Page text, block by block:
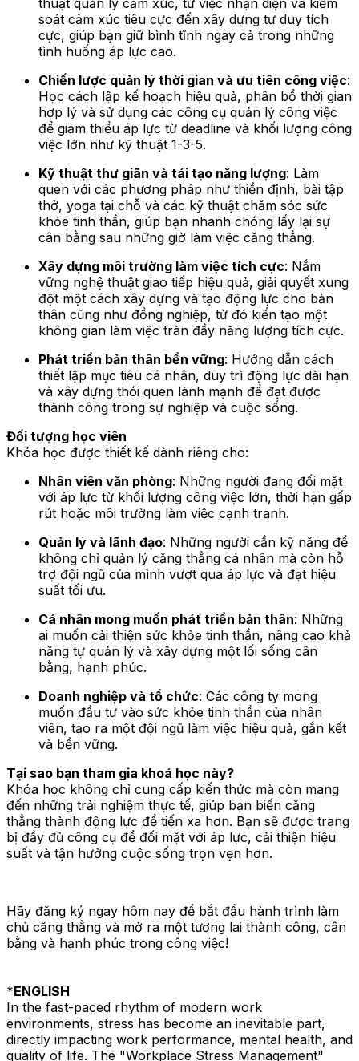
soát cảm xúc tiêu cực đến xây dựng tư duy tích
cực, giúp bạn giữ bình tĩnh ngay cả trong những
tình huống áp lực cao.
Chiến lược quản lý thời gian và ưu tiên công việc:
Học cách lập kế hoạch hiệu quả, phân bổ thời gian
hợp lý và sử dụng các công cụ quản lý công việc
để giảm thiểu áp lực từ deadline và khối lượng công
việc lớn như kỹ thuật 1-3-5.
Kỹ thuật thư giãn và tái tạo năng lượng: Làm
quen với các phương pháp như thiền định, bài tập
thở, yoga tại chỗ và các kỹ thuật chăm sóc sức
khỏe tinh thần, giúp bạn nhanh chóng lấy lại sự
cân bằng sau những giờ làm việc căng thẳng.
Xây dựng môi trường làm việc tích cực: Nắm
vững nghệ thuật giao tiếp hiệu quả, giải quyết xung
đột một cách xây dựng và tạo động lực cho bản
thân cũng như đồng nghiệp, từ đó kiến tạo một
không gian làm việc tràn đầy năng lượng tích cực.
Phát triển bản thân bền vững: Hướng dẫn cách
thiết lập mục tiêu cá nhân, duy trì động lực dài hạn
và xây dựng thói quen lành mạnh để đạt được
thành công trong sự nghiệp và cuộc sống.
Đối tượng học viên
Khóa học được thiết kế dành riêng cho:
Nhân viên văn phòng: Những người đang đối mặt
với áp lực từ khối lượng công việc lớn, thời hạn gấp
rút hoặc môi trường làm việc cạnh tranh.
Quản lý và lãnh đạo: Những người cần kỹ năng để
không chỉ quản lý căng thẳng cá nhân mà còn hỗ
trợ đội ngũ của mình vượt qua áp lực và đạt hiệu
suất tối ưu.
Cá nhân mong muốn phát triển bản thân: Những
ai muốn cải thiện sức khỏe tinh thần, nâng cao khả
năng tự quản lý và xây dựng một lối sống cân
bằng, hạnh phúc.
Doanh nghiệp và tổ chức: Các công ty mong
muốn đầu tư vào sức khỏe tinh thần của nhân
viên, tạo ra một đội ngũ làm việc hiệu quả, gắn kết
và bền vững.
Tại sao bạn tham gia khoá học này?
Khóa học không chỉ cung cấp kiến thức mà còn mang
đến những trải nghiệm thực tế, giúp bạn biến căng
thẳng thành động lực để tiến xa hơn. Bạn sẽ được trang
bị đầy đủ công cụ để đối mặt với áp lực, cải thiện hiệu
suất và tận hưởng cuộc sống trọn vẹn hơn.
Hãy đăng ký ngay hôm nay để bắt đầu hành trình làm
chủ căng thẳng và mở ra một tương lai thành công, cân
bằng và hạnh phúc trong công việc!
*ENGLISH
In the fast-paced rhythm of modern work
environments, stress has become an inevitable part,
directly impacting work performance, mental health, and
quality of life. The "Workplace Stress Management"